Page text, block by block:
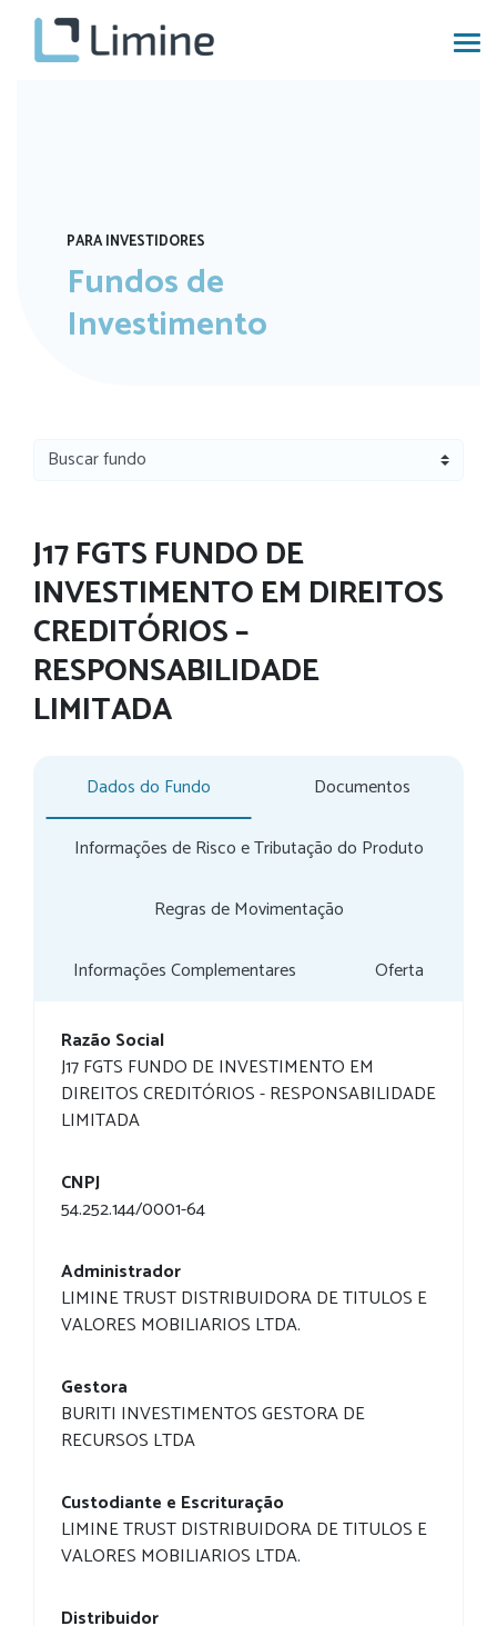
PARA INVESTIDORES
Fundos de
Investimento
J17 FGTS FUNDO DE
INVESTIMENTO EM DIREITOS
CREDITÓRIOS –
RESPONSABILIDADE
LIMITADA
Dados do Fundo Documentos
Informações de Risco e Tributação do Produto
Regras de Movimentação
Informações Complementares Oferta
Razão Social
J17 FGTS FUNDO DE INVESTIMENTO EM
DIREITOS CREDITÓRIOS - RESPONSABILIDADE
LIMITADA
CNPJ
54.252.144/0001-64
Administrador
LIMINE TRUST DISTRIBUIDORA DE TITULOS E
VALORES MOBILIARIOS LTDA.
Gestora
BURITI INVESTIMENTOS GESTORA DE
RECURSOS LTDA
Custodiante e Escrituração
LIMINE TRUST DISTRIBUIDORA DE TITULOS E
VALORES MOBILIARIOS LTDA.
Distribuidor